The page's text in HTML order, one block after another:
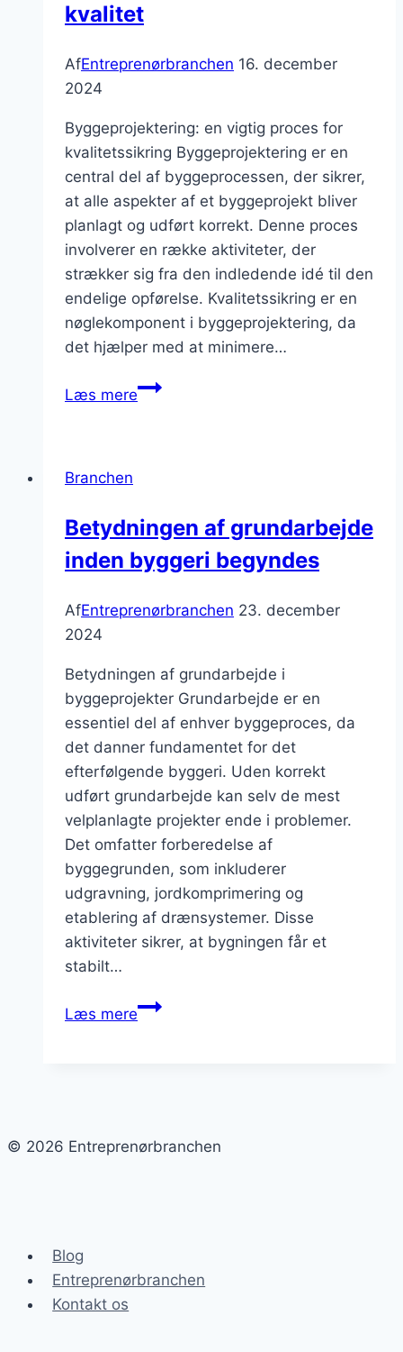
kvalitet
AfEntreprenørbranchen 16. december
2024
Byggeprojektering: en vigtig proces for
kvalitetssikring Byggeprojektering er en
central del af byggeprocessen, der sikrer,
at alle aspekter af et byggeprojekt bliver
planlagt og udført korrekt. Denne proces
involverer en række aktiviteter, der
strækker sig fra den indledende idé til den
endelige opførelse. Kvalitetssikring er en
nøglekomponent i byggeprojektering, da
det hjælper med at minimere…
Læs mereByggeprojektering:
Branchen
Betydningen af grundarbejde
inden byggeri begyndes
AfEntreprenørbranchen 23. december
2024
Betydningen af grundarbejde i
byggeprojekter Grundarbejde er en
essentiel del af enhver byggeproces, da
det danner fundamentet for det
efterfølgende byggeri. Uden korrekt
udført grundarbejde kan selv de mest
velplanlagte projekter ende i problemer.
Det omfatter forberedelse af
byggegrunden, som inkluderer
udgravning, jordkomprimering og
etablering af drænsystemer. Disse
aktiviteter sikrer, at bygningen får et
stabilt…
Læs mereBetydningen
© 2026 Entreprenørbranchen
Blog
Entreprenørbranchen
Kontakt os